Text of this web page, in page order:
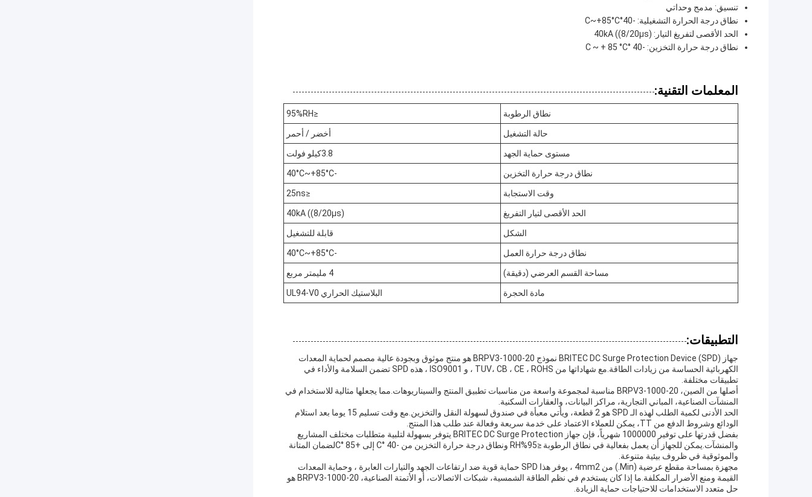
تنسيق: مدمج وحداتي
نطاق درجة الحرارة التشغيلية: -40°C~+85°C
الحد الأقصى لتفريغ التيار: 40kA ((8/20μs)
نطاق درجة حرارة التخزين: -40 °C ~ + 85 °C
المعلمات التقنية:
نطاق الرطوبة ≤95%RH
حالة التشغيل أخضر / أحمر
مستوى حماية الجهد 3.8كيلو فولت
نطاق درجة حرارة التخزين -40°C~+85°C
وقت الاستجابة ≤25ns
الحد الأقصى لتيار التفريغ 40kA ((8/20μs)
الشكل قابلة للتشغيل
نطاق درجة حرارة العمل -40°C~+85°C
مساحة القسم العرضي (دقيقة) 4 مليمتر مربع
مادة الحجرة البلاستيك الحراري UL94-V0
التطبيقات:
جهاز BRITEC DC Surge Protection Device (SPD) نموذج BRPV3-1000-20 هو منتج موثوق وبجودة عالية مصمم لحماية المعدات
الكهربائية الحساسة من زيادات الطاقة.مع شهاداتها من TUV، CB ، CE ، ROHS ، و ISO9001 ، هذه SPD تضمن السلامة والأداء في
تطبيقات مختلفة.
أصلها من الصين، BRPV3-1000-20 مناسبة لمجموعة واسعة من مناسبات تطبيق المنتج والسيناريوهات.مما يجعلها مثالية للاستخدام في
المنشآت الصناعية، المباني التجارية، مراكز البيانات، والعقارات السكنية.
الحد الأدنى لكمية الطلب لهذه الـ SPD هو 2 قطعة، ويأتي معبأة في صندوق لسهولة النقل والتخزين.مع وقت تسليم 15 يوما بعد استلام
الودائع وشروط الدفع من TT، يمكن للعملاء الاعتماد على خدمة سريعة وفعالة عند طلب هذا المنتج.
بفضل قدرتها على توفير 1000000 شهرياً، فإن جهاز BRITEC DC Surge Protection يتوفر بسهولة لتلبية متطلبات مختلف المشاريع
والمنشآت.يمكن للجهاز أن يعمل بفعالية في نطاق الرطوبة ≤95%RH ونطاق درجة حرارة التخزين من -40 °C إلى +85 °Cلضمان المتانة
والموثوقية في ظروف بيئية متنوعة.
مجهزة بمساحة مقطع عرضية (Min.) من 4mm2 ، يوفر هذا SPD حماية قوية ضد ارتفاعات الجهد والتيارات العابرة ، وحماية المعدات
القيمة ومنع الأضرار المكلفة.ما إذا كان يستخدم في نظم الطاقة الشمسية، شبكات الاتصالات، أو الأتمتة الصناعية، BRPV3-1000-20 هو
حل متعدد الاستخدامات للاحتياجات حماية الزيادة.